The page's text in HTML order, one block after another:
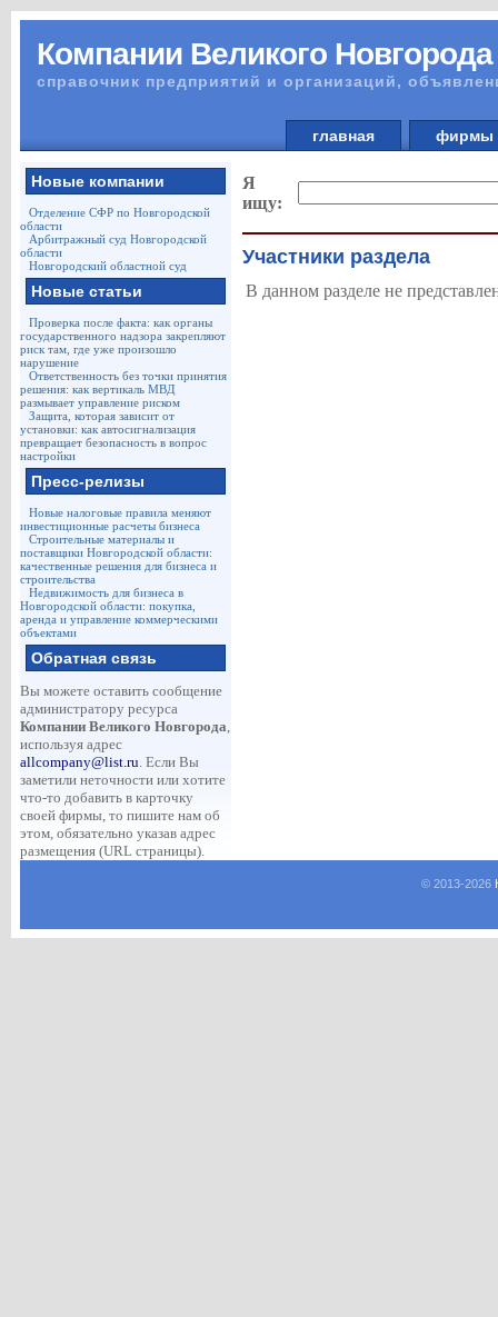
Компании Великого Новгорода
справочник предприятий и организаций,
главная
Новые компании
Отделение СФР по Новгородской
области
Арбитражный суд Новгородской
области
Новгородский областной суд
Новые статьи
Проверка после факта: как органы
государственного надзора закрепляют
риск там, где уже произошло
нарушение
Ответственность без точки принятия
решения: как вертикаль МВД
размывает управление риском
Защита, которая зависит от
установки: как автосигнализация
превращает безопасность в вопрос
настройки
Пресс-релизы
Новые налоговые правила меняют
инвестиционные расчеты бизнеса
Строительные материалы и
поставщики Новгородской области:
качественные решения для бизнеса и
строительства
Недвижимость для бизнеса в
Новгородской области: покупка,
аренда и управление коммерческими
объектами
Обратная связь
Вы можете оставить сообщение
администратору ресурса
Компании Великого Новгорода,
используя адрес
allcompany@list.ru. Если Вы
заметили неточности или хотите
что-то добавить в карточку
своей фирмы, то пишите нам об
этом, обязательно указав адрес
размещения (URL страницы).
Я
ищу:
Участники раздела
В данном разделе не
© 2013-2026